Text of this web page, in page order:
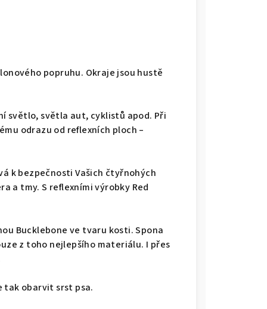
popruhu. Okraje jsou hustě
světlo, světla aut, cyklistů apod. Při
odrazu od reflexních ploch –
k bezpečnosti Vašich čtyřnohých
a tmy. S reflexními výrobky Red
Bucklebone ve tvaru kosti. Spona
z toho nejlepšího materiálu. I přes
tak obarvit srst psa.